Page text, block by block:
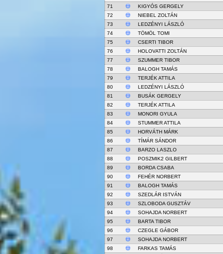
71
KIGYÓS GERGELY
72
NIEBEL ZOLTÁN
73
LEDZÉNYI LÁSZLÓ
74
TÖMÖL TOMI
75
CSERTI TIBOR
76
HOLOVATTI ZOLTÁN
77
SZUMMER TIBOR
78
BALOGH TAMÁS
79
TERJÉK ATTILA
80
LEDZÉNYI LÁSZLÓ
81
BUSÁK GERGELY
82
TERJÉK ATTILA
83
MONORI GYULA
84
STUMMER ATTILA
85
HORVÁTH MÁRK
86
TÍMÁR SÁNDOR
87
BARZO LASZLO
88
POSZMIK2 GILBERT
89
BORDA CSABA
90
FEHÉR NORBERT
91
BALOGH TAMÁS
92
SZEDLÁR ISTVÁN
93
SZLOBODA GUSZTÁV
94
SOHAJDA NORBERT
95
BARTA TIBOR
96
CZEGLE GÁBOR
97
SOHAJDA NORBERT
98
FARKAS TAMÁS